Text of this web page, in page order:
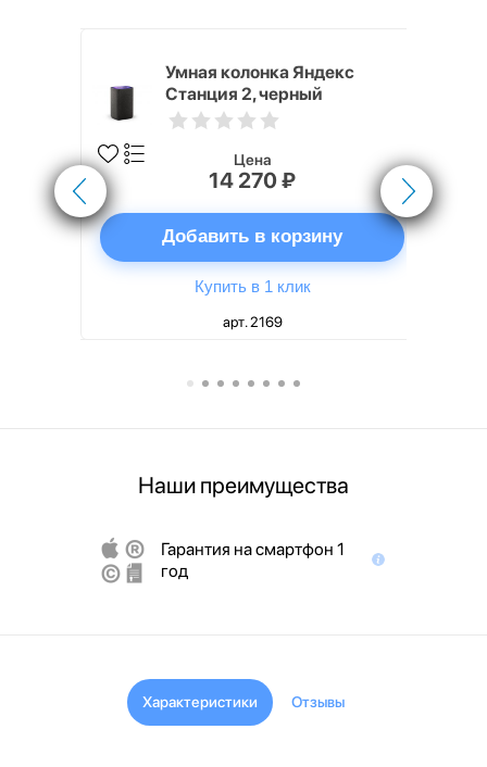
Умная колонка Яндекс
Станция 2, черный
Цена
14 270 ₽
Добавить в корзину
Купить в 1 клик
арт. 2169
Наши преимущества
Гарантия на смартфон 1
год
Характеристики Отзывы